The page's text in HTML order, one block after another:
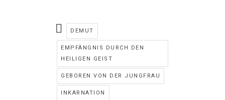
DEMUT
EMPFÄNGNIS DURCH DEN
HEILIGEN GEIST
GEBOREN VON DER JUNGFRAU
INKARNATION